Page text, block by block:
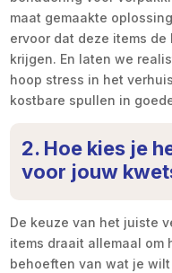
maat gemaakte
ervoor dat deze items
krijgen. En laten we
hoop stress in het
kostbare spullen in
2. Hoe kies je
voor jouw
De keuze van het juiste
items draait allemaal om
behoeften van wat je wilt